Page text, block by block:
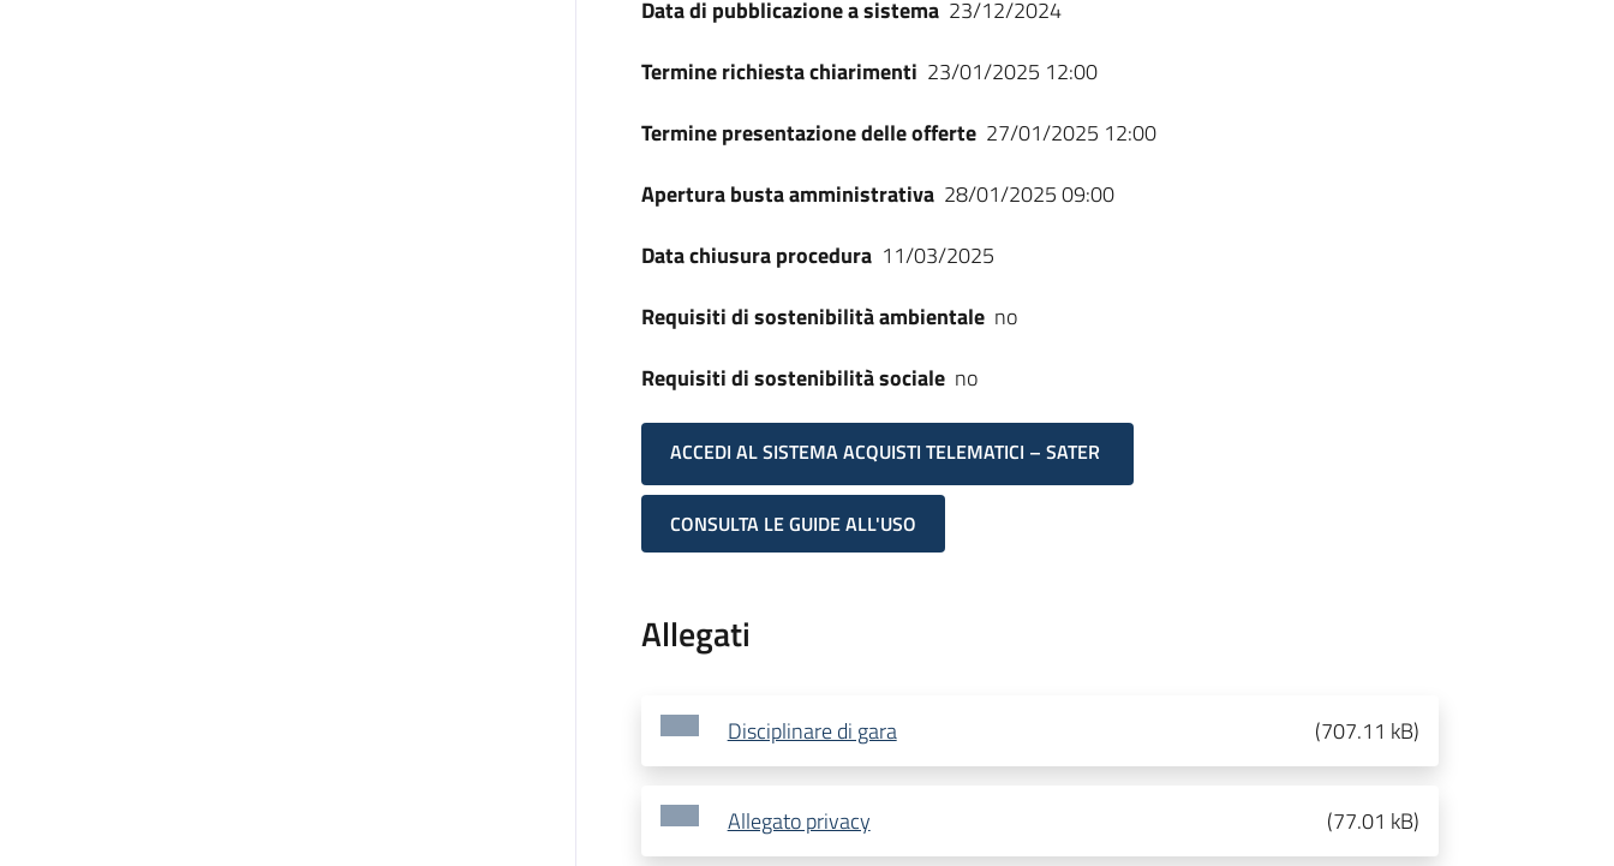
Data di pubblicazione a sistema 23/12/2024
Termine richiesta chiarimenti 23/01/2025 12:00
Termine presentazione delle offerte 27/01/2025 12:00
Apertura busta amministrativa 28/01/2025 09:00
Data chiusura procedura 11/03/2025
Requisiti di sostenibilità ambientale no
Requisiti di sostenibilità sociale no
ACCEDI AL SISTEMA ACQUISTI TELEMATICI – SATER
CONSULTA LE GUIDE ALL'USO
Allegati
Disciplinare di gara (707.11 kB)
Allegato privacy (77.01 kB)